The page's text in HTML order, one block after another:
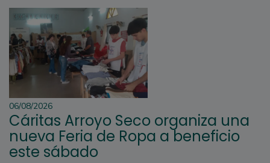
06/08/2026
Cáritas Arroyo Seco organiza una
nueva Feria de Ropa a beneficio
este sábado